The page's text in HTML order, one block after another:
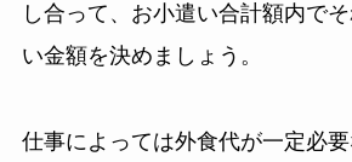
し合って、お小遣い合計額内で
い金額を決めましょう。
仕事によっては外食代が一定必要